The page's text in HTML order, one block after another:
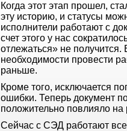
Когда этот этап прошел,
эту историю, и статусы
исполнители работают с
счет этого у нас
отлежаться» не получится.
необходимости провести
раньше.
Кроме того, исключается
ошибки. Теперь документ
положительно повлияло на
Сейчас с СЭД работают все